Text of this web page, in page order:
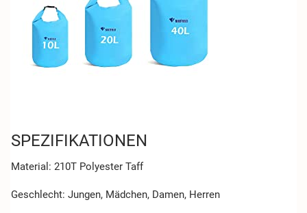
SPEZIFIKATIONEN
Material : 210T Polyester Taff
Geschlecht: Jungen, Mädchen, Damen, Herren